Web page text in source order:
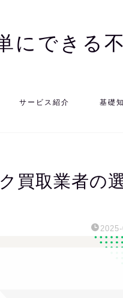
にできる
サービス紹介 基礎
買取業者の選